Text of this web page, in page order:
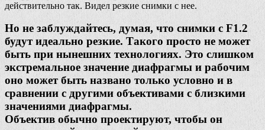
действительно так. Видел резкие снимки с нее.
Но не заблуждайтесь, думая, что снимки с F1.2
будут идеально резкие. Такого просто не может
быть при нынешних технологиях. Это слишком
экстремальное значение диафрагмы и рабочим
оно может быть названо только условно и в
сравнении с другими объективами с близкими
значениями диафрагмы.
Объектив обычно проектируют, чтобы он